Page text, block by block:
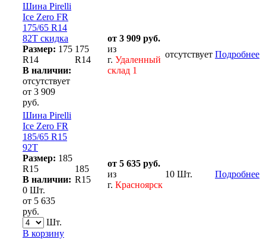
Шина Pirelli
Ice Zero FR
175/65 R14
82T скидка
Размер: 175
R14
В наличии:
отсутствует
от 3 909
руб.
175
R14
от 3 909 руб.
из
г. Удаленный
склад 1
отсутствует Подробнее
Шина Pirelli
Ice Zero FR
185/65 R15
92T
Размер: 185
R15
В наличии:
0 Шт.
от 5 635
руб.
Шт.
В корзину
185
R15
от 5 635 руб.
из
г. Красноярск
10 Шт. Подробнее